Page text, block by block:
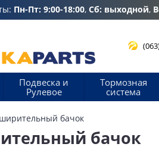
Пн-Пт: 9:00-18:00, Сб: выходной,
Подвеска и
Рулевое
Тормозная
система
бачок
бачок